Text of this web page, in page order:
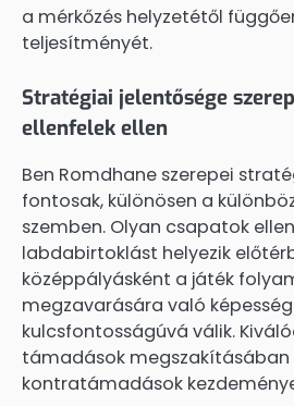
a mérkőzés helyzetétől
teljesítményét.
Stratégiai jelentősége
ellenfelek ellen
Ben Romdhane szerepei
fontosak, különösen a
szemben. Olyan csapatok
labdabirtoklást helyezik
középpályásként a játék
megzavarására való
kulcsfontosságúvá válik.
támadások megszakításában
kontratámadások